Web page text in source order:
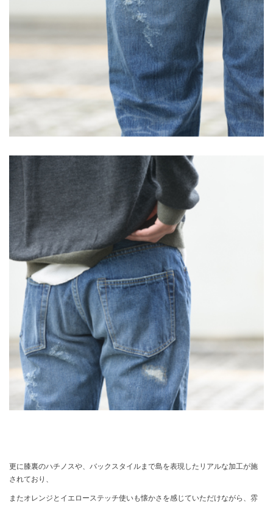
更に膝裏のハチノスや、バックスタイルまで島を表現したリアルな加工が施
されており、
またオレンジとイエローステッチ使いも懐かさを感じていただけながら、雰